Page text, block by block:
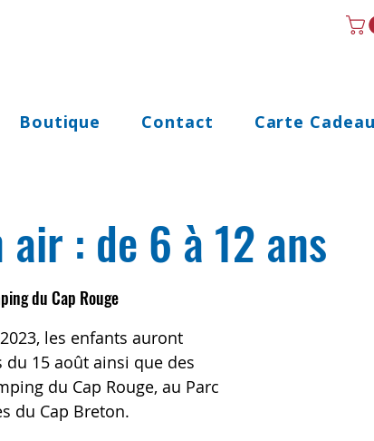
Boutique Contact Carte Cadeau
: de 6 à 12 ans
du Cap Rouge
les enfants auront
du 15 août ainsi que des
du Cap Rouge, au Parc
du Cap Breton.